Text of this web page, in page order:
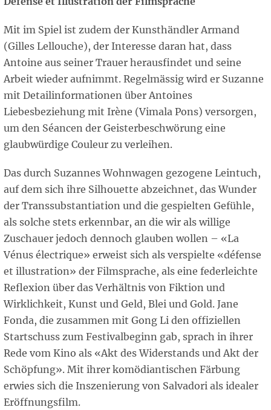
Mit im Spiel ist zudem der Kunsthändler Armand
(Gilles Lellouche), der Interesse daran hat, dass
Antoine aus seiner Trauer herausfindet und seine
Arbeit wieder aufnimmt. Regelmässig wird er Suzanne
mit Detailinformationen über Antoines
Liebesbeziehung mit Irène (Vimala Pons) versorgen,
um den Séancen der Geisterbeschwörung eine
glaubwürdige Couleur zu verleihen.
Das durch Suzannes Wohnwagen gezogene Leintuch,
auf dem sich ihre Silhouette abzeichnet, das Wunder
der Transsubstantiation und die gespielten Gefühle,
als solche stets erkennbar, an die wir als willige
Zuschauer jedoch dennoch glauben wollen – «La
Vénus électrique» erweist sich als verspielte «défense
et illustration» der Filmsprache, als eine federleichte
Reflexion über das Verhältnis von Fiktion und
Wirklichkeit, Kunst und Geld, Blei und Gold. Jane
Fonda, die zusammen mit Gong Li den offiziellen
Startschuss zum Festivalbeginn gab, sprach in ihrer
Rede vom Kino als «Akt des Widerstands und Akt der
Schöpfung». Mit ihrer komödiantischen Färbung
erwies sich die Inszenierung von Salvadori als idealer
Eröffnungsfilm.